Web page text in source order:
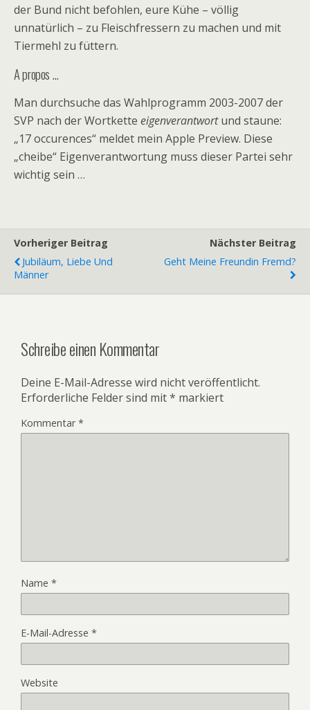
der Bund nicht befohlen, eure Kühe – völlig
unnatürlich – zu Fleischfressern zu machen und mit
Tiermehl zu füttern.
A propos …
Man durchsuche das Wahlprogramm 2003-2007 der
SVP nach der Wortkette eigenverantwortund staune:
„17 occurences“ meldet mein Apple Preview. Diese
„cheibe“ Eigenverantwortung muss dieser Partei sehr
wichtig sein …
Vorheriger Beitrag
Jubiläum, Liebe Und
Männer
Nächster Beitrag
Geht Meine Freundin Fremd?
Schreibe einen Kommentar
Deine E-Mail-Adresse wird nicht veröffentlicht.
Erforderliche Felder sind mit* markiert
Kommentar*
Name *
E-Mail-Adresse *
Website